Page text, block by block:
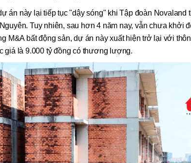
án này lại tiếp tục "dậy sóng" khi Tập đoàn Novaland
Tuy nhiên, sau hơn 4 năm nay, vẫn chưa khởi
M&A bất động sản, dự án này xuất hiện trở lại với
giá là 9.000 tỷ đồng có thương lượng.